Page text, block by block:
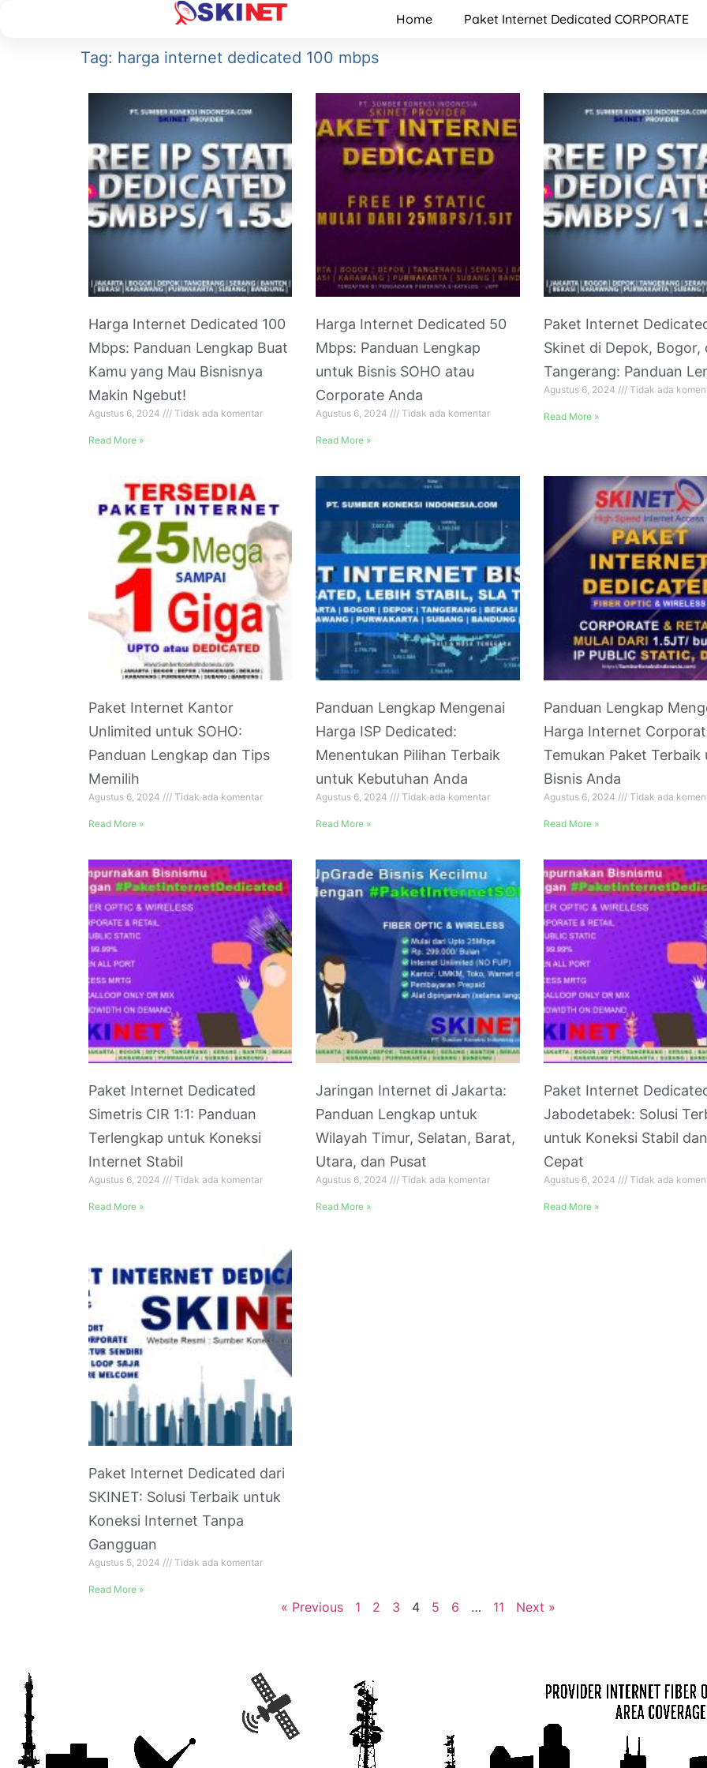
Home Paket Internet Dedicated CORPORATE
Tag: harga internet dedicated 100 mbps
Harga Internet Dedicated 100
Mbps: Panduan Lengkap Buat
Kamu yang Mau Bisnisnya
Makin Ngebut!
Agustus 6, 2024 Tidak ada komentar
Read More »
Harga Internet Dedicated 50
Mbps: Panduan Lengkap
untuk Bisnis SOHO atau
Corporate Anda
Agustus 6, 2024 Tidak ada komentar
Read More »
Paket Internet
Skinet di Depok, Bogor,
Tangerang: Panduan
Agustus 6, 2024 Tidak ada
Read More »
Paket Internet Kantor
Unlimited untuk SOHO:
Panduan Lengkap dan Tips
Memilih
Agustus 6, 2024 Tidak ada komentar
Read More »
Panduan Lengkap Mengenai
Harga ISP Dedicated:
Menentukan Pilihan Terbaik
untuk Kebutuhan Anda
Agustus 6, 2024 Tidak ada komentar
Read More »
Panduan Lengkap
Harga Internet
Temukan Paket Terbaik
Bisnis Anda
Agustus 6, 2024 Tidak ada
Read More »
Paket Internet Dedicated
Simetris CIR 1:1: Panduan
Terlengkap untuk Koneksi
Internet Stabil
Agustus 6, 2024 Tidak ada komentar
Read More »
Jaringan Internet di Jakarta:
Panduan Lengkap untuk
Wilayah Timur, Selatan, Barat,
Utara, dan Pusat
Agustus 6, 2024 Tidak ada komentar
Read More »
Paket Internet
Jabodetabek: Solusi
untuk Koneksi Stabil dan
Cepat
Agustus 6, 2024 Tidak ada
Read More »
Paket Internet Dedicated dari
SKINET: Solusi Terbaik untuk
Koneksi Internet Tanpa
Gangguan
Agustus 5, 2024 Tidak ada komentar
Read More »
« Previous 1 2 3 4 5 6 … 11 Next »